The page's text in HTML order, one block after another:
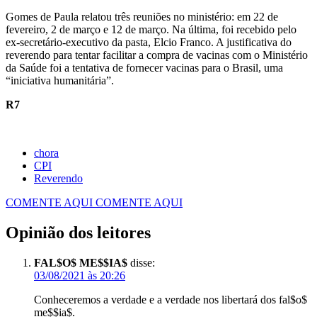
Gomes de Paula relatou três reuniões no ministério: em 22 de
fevereiro, 2 de março e 12 de março. Na última, foi recebido pelo
ex-secretário-executivo da pasta, Elcio Franco. A justificativa do
reverendo para tentar facilitar a compra de vacinas com o Ministério
da Saúde foi a tentativa de fornecer vacinas para o Brasil, uma
“iniciativa humanitária”.
R7
chora
CPI
Reverendo
COMENTE AQUI COMENTE AQUI
Opinião dos leitores
FAL$O$ ME$$IA$ disse:
03/08/2021 às 20:26
Conheceremos a verdade e a verdade nos libertará dos fal$o$
me$$ia$.